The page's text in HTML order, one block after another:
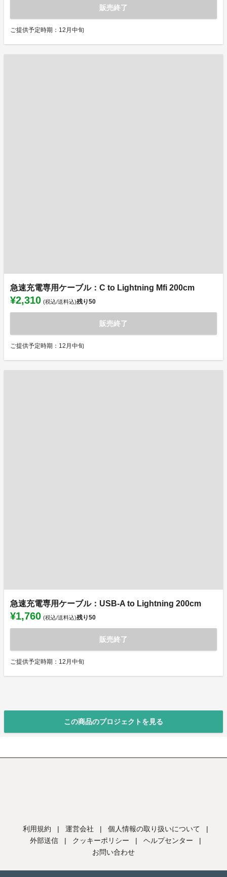
販売終了
ご提供予定時期：12月中旬
急速充電専用ケーブル：C to Lightning Mfi 200cm
¥2,310 (税込/送料込)残り50
販売終了
ご提供予定時期：12月中旬
急速充電専用ケーブル：USB-A to Lightning 200cm
¥1,760 (税込/送料込)残り50
販売終了
ご提供予定時期：12月中旬
この商品のプロジェクトを見る
利用規約 | 運営会社 | 個人情報の取り扱いについて
|
外部送信
| クッキーポリシー | ヘルプセンター
|
お問い合わせ